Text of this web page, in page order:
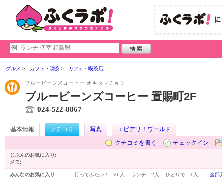
グルメ カフェ・喫茶 カフェ・喫茶店
ブルービーンズコーヒー オキタマチョウ
ブルービーンズコーヒー 置賜町2F
024-522-8867
基本情報 クチコミ 写真
エビデリ！ワールド
クチコミを書く
チェックイン
じぶんのお気に入り:
メモ:
みんなのお気に入り: 行ってみたい！… 26人 ランチ… 2人 ひとりで… 1人 全部